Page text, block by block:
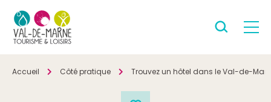
Accueil Côté pratique Trouvez un hôtel dans le Val-de-